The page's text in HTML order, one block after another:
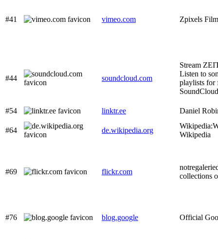
#41 vimeo.com Zpixels
#44 soundcloud.com
Stream
Listen to
playlists for
SoundCloud
#54 linktr.ee Daniel
#64 de.wikipedia.org
Wikipedia
#69 flickr.com
collections
#76 blog.google Official